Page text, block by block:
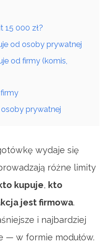
15 000 zł?
od osoby prywatnej
od firmy (komis,
prywatnej
wydaje się
różne limity
kupuje, kto
jest firmowa.
i najbardziej
— w formie modułów.